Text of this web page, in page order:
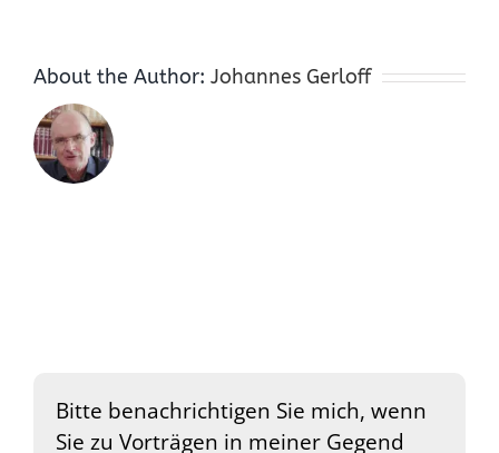
About the Author: Johannes Gerloff
Bitte benachrichtigen Sie mich, wenn
Sie zu Vorträgen in meiner Gegend